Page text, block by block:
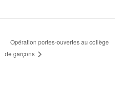
Opération portes-ouvertes au collège
de garçons